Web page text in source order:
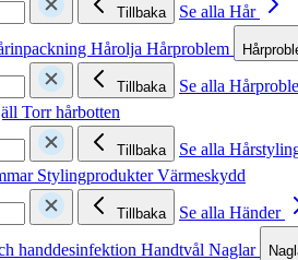
Tillbaka
Se alla Hår
Hårolja Hårproblem
Tillbaka
Se alla
Torr hårbotten
Tillbaka
Se alla
StylingprodukterVärmeskydd
Tillbaka
Se alla Händer
handdesinfektion Handtvål Naglar